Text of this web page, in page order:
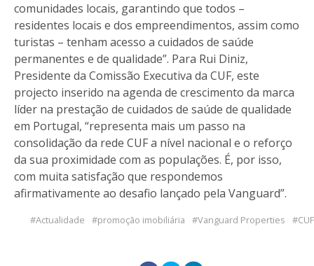
comunidades locais, garantindo que todos –
residentes locais e dos empreendimentos, assim como
turistas – tenham acesso a cuidados de saúde
permanentes e de qualidade”. Para Rui Diniz,
Presidente da Comissão Executiva da CUF, este
projecto inserido na agenda de crescimento da marca
líder na prestação de cuidados de saúde de qualidade
em Portugal, “representa mais um passo na
consolidação da rede CUF a nível nacional e o reforço
da sua proximidade com as populações. É, por isso,
com muita satisfação que respondemos
afirmativamente ao desafio lançado pela Vanguard”.
Actualidade promoção imobiliária Vanguard Properties CUF